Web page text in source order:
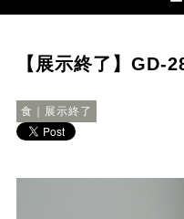
【展示終了】GD-
食｜展示終了